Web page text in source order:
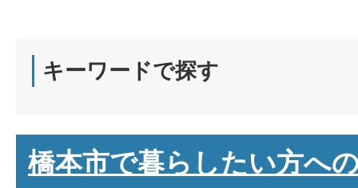
キーワードで探す
橋本市で暮らしたい方へ